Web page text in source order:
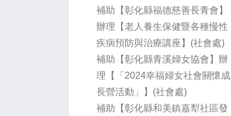
補助【彰化縣福德慈善長青會】
辦理【老人養生保健暨各種慢性
疾病預防與治療講座】(社會處)
補助【彰化縣青溪婦女協會】辦
理【「2024幸福婦女社會關懷成
長營活動」】(社會處)
補助【彰化縣和美鎮嘉犁社區發